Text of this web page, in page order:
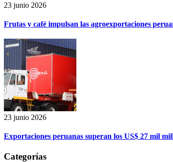
23 junio 2026
Frutas y café impulsan las agroexportaciones
23 junio 2026
Exportaciones peruanas superan los US$ 27 mil
Categorías